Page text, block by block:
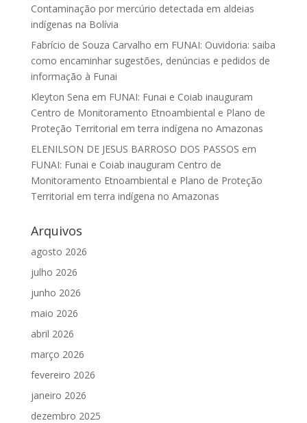
Contaminação por mercúrio detectada em aldeias
indígenas na Bolívia
Fabrício de Souza Carvalho em FUNAI: Ouvidoria: saiba
como encaminhar sugestões, denúncias e pedidos de
informação à Funai
Kleyton Sena em FUNAI: Funai e Coiab inauguram
Centro de Monitoramento Etnoambiental e Plano de
Proteção Territorial em terra indígena no Amazonas
ELENILSON DE JESUS BARROSO DOS PASSOS em
FUNAI: Funai e Coiab inauguram Centro de
Monitoramento Etnoambiental e Plano de Proteção
Territorial em terra indígena no Amazonas
Arquivos
agosto 2026
julho 2026
junho 2026
maio 2026
abril 2026
março 2026
fevereiro 2026
janeiro 2026
dezembro 2025